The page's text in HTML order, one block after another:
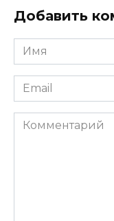
Добавить
Имя
*
Email
*
Комментарий